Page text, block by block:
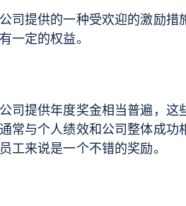
司提供的一种受欢迎的激励
一定的权益。
司提供年度奖金相当普遍，
常与个人绩效和公司整体成
工来说是一个不错的奖励。